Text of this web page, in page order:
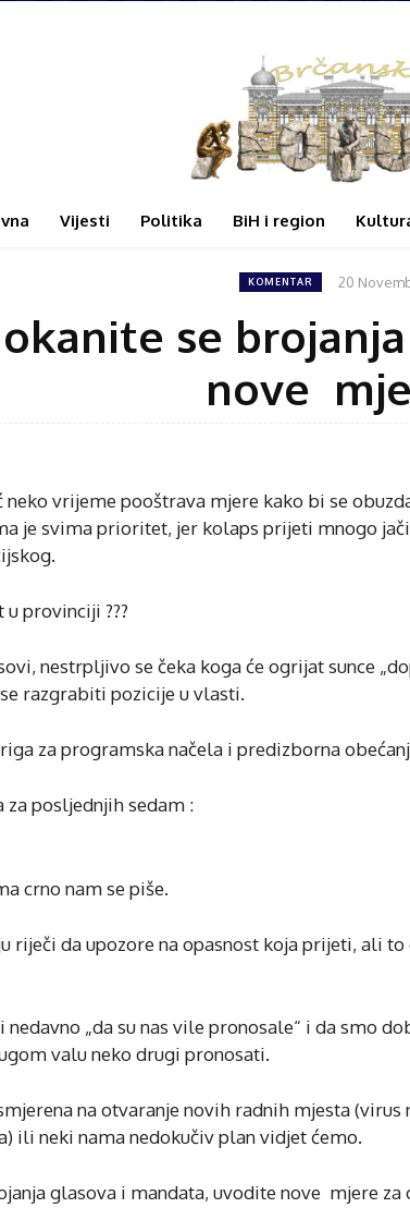
Vijesti Politika BiH i region
KOMENTAR 20
se
nove
neko vrijeme pooštrava mjere kako bi se
je svima prioritet, jer kolaps prijeti mnogo
provinciji ???
nestrpljivo se čeka koga će ogrijat sunce
razgrabiti pozicije u vlasti.
za programska načela i predizborna
za posljednjih sedam :
crno nam se piše.
riječi da upozore na opasnost koja prijeti, ali
nedavno „da su nas vile pronosale“ i da smo
valu neko drugi pronosati.
na otvaranje novih radnih mjesta (virus
ili neki nama nedokučiv plan vidjet ćemo.
glasova i mandata, uvodite nove mjere za